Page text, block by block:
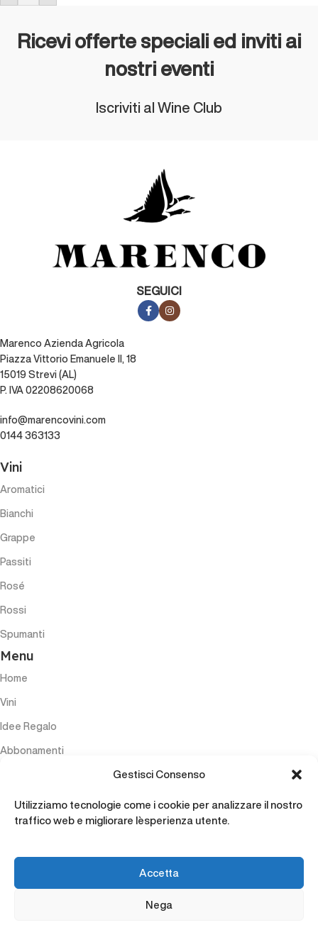
Gestisci Consenso
Utilizziamo tecnologie come i cookie per analizzare il nostro
traffico web e migliorare l`esperienza utente.
Accetta
Nega
Ricevi offerte speciali ed inviti ai
nostri eventi
Iscriviti al Wine Club
SEGUICI
Marenco Azienda Agricola
Piazza Vittorio Emanuele II, 18
15019 Strevi (AL)
P. IVA 02208620068
info@marencovini.com
0144 363133
Vini
Aromatici
Bianchi
Grappe
Passiti
Rosé
Rossi
Spumanti
Menu
Home
Vini
Idee Regalo
Abbonamenti
Accessori
Contatti